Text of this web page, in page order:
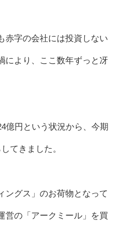
赤字の会社には投資しない
により、ここ数年ずっと冴
億円という状況から、今期
てきました。
ングス」のお荷物となって
営の「アークミール」を買